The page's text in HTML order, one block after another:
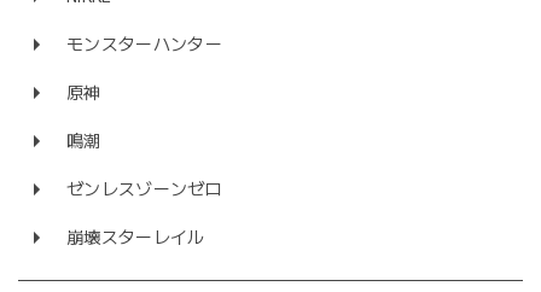
モンスターハンター
原神
鳴潮
ゼンレスゾーンゼロ
崩壊スターレイル